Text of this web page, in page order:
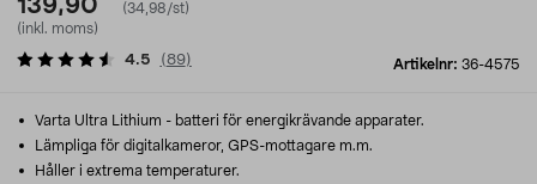
139,90
(34,98/st)
(inkl. moms)
Artikelnr: 36-4575
4.5 (89)
Varta Ultra Lithium - batteri för energikrävande apparater.
Lämpliga för digitalkameror, GPS-mottagare m.m.
Håller i extrema temperaturer.